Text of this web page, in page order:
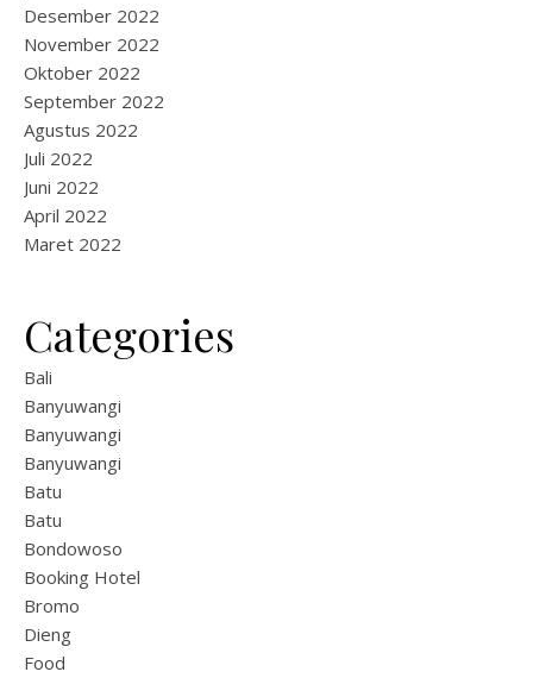
Desember 2022
November 2022
Oktober 2022
September 2022
Agustus 2022
Juli 2022
Juni 2022
April 2022
Maret 2022
Categories
Bali
Banyuwangi
Banyuwangi
Banyuwangi
Batu
Batu
Bondowoso
Booking Hotel
Bromo
Dieng
Food